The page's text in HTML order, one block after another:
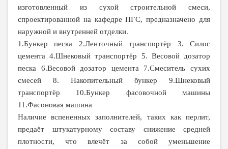
изготовленный из сухой строительной смеси,
спроектированной на кафедре ПГС, предназначено для
наружной и внутренней отделки.
1.Бункер песка 2.Ленточный транспортёр 3. Силос
цемента 4.Шнековый транспортёр 5. Весовой дозатор
песка 6.Весовой дозатор цемента 7.Смеситель сухих
смесей 8. Накопительный бункер 9.Шнековый
транспортёр 10.Бункер фасовочной машины
11.Фасоновая машина
Наличие вспененных заполнителей, таких как перлит,
предаёт штукатурному составу снижение средней
плотности, что влечёт за собой уменьшение